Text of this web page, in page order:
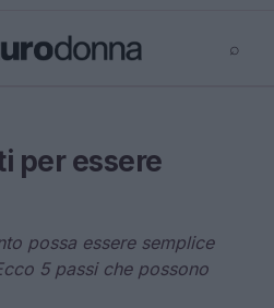
⌕
per essere
possa essere semplice
5 passi che possono